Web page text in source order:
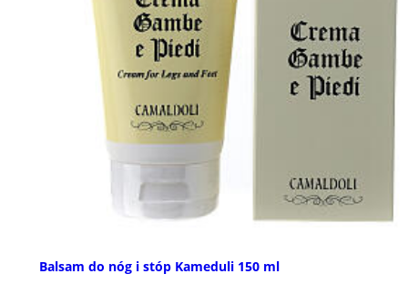
Balsam do nóg i stóp Kameduli 150 ml